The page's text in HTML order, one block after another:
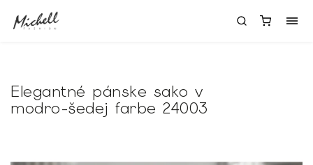
Elegantné pánske sako v
modro-šedej farbe 24003